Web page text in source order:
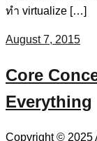
ทำ virtualize […]
August 7, 2015
Core
Everything
Copyright © 2025